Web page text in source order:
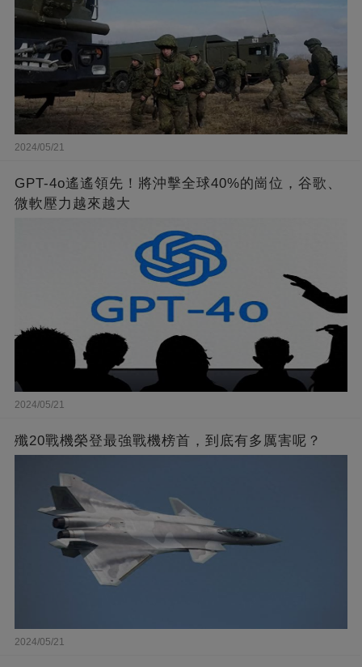
2024/05/21
GPT-4o遙遙領先！將沖擊全球40%的崗位，谷歌、
微軟壓力越來越大
2024/05/21
殲20戰機榮登最強戰機榜首，到底有多厲害呢？
2024/05/21